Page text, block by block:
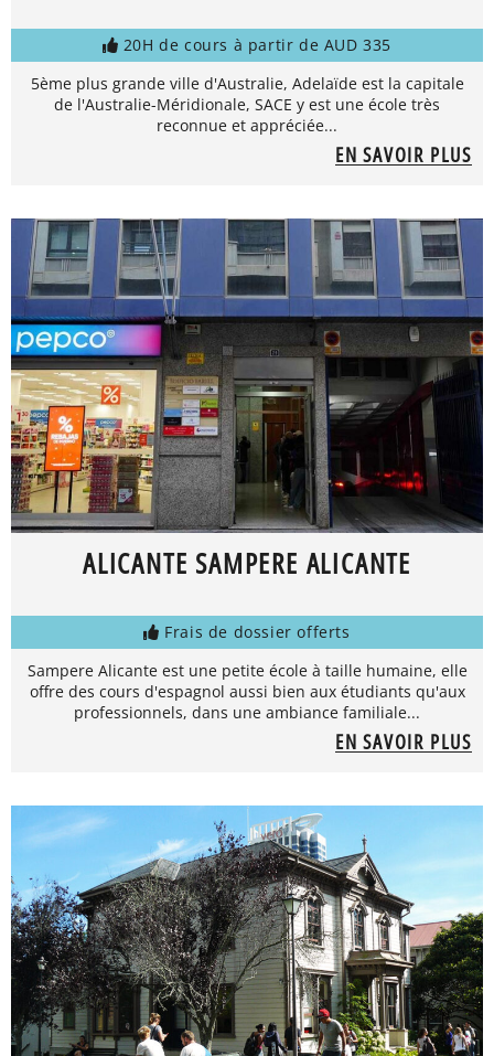
20H de cours à partir de AUD 335
5ème plus grande ville d'Australie, Adelaïde est la capitale
de l'Australie-Méridionale, SACE y est une école très
reconnue et appréciée...
EN SAVOIR PLUS
ALICANTE SAMPERE ALICANTE
Frais de dossier offerts
Sampere Alicante est une petite école à taille humaine, elle
offre des cours d'espagnol aussi bien aux étudiants qu'aux
professionnels, dans une ambiance familiale...
EN SAVOIR PLUS